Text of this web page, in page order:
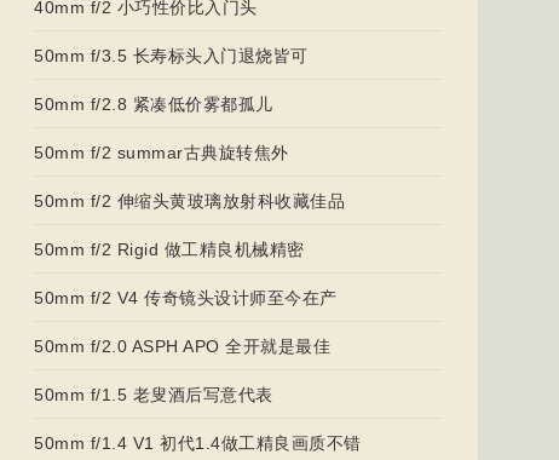
40mm f/2 小巧性价比入门头
50mm f/3.5 长寿标头入门退烧皆可
50mm f/2.8 紧凑低价雾都孤儿
50mm f/2 summar古典旋转焦外
50mm f/2 伸缩头黄玻璃放射科收藏佳品
50mm f/2 Rigid 做工精良机械精密
50mm f/2 V4 传奇镜头设计师至今在产
50mm f/2.0 ASPH APO 全开就是最佳
50mm f/1.5 老叟酒后写意代表
50mm f/1.4 V1 初代1.4做工精良画质不错